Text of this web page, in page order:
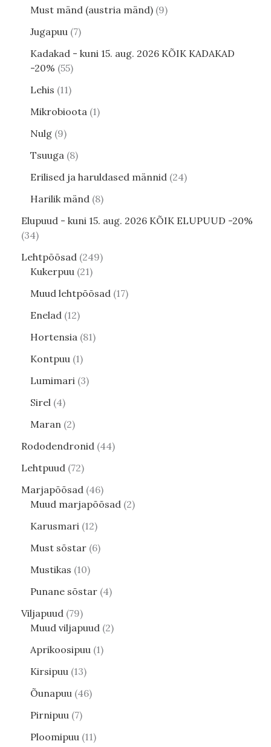
Must mänd (austria mänd) 9
Jugapuu 7
Kadakad - kuni 15. aug. 2026 KÕIK KADAKAD
-20% 55
Lehis 11
Mikrobioota 1
Nulg 9
Tsuuga 8
Erilised ja haruldased männid 24
Harilik mänd 8
Elupuud - kuni 15. aug. 2026 KÕIK ELUPUUD -20%
34
Lehtpõõsad 249
Kukerpuu 21
Muud lehtpõõsad 17
Enelad 12
Hortensia 81
Kontpuu 1
Lumimari 3
Sirel 4
Maran 2
Rododendronid 44
Lehtpuud 72
Marjapõõsad 46
Muud marjapõõsad 2
Karusmari 12
Must sõstar 6
Mustikas 10
Punane sõstar 4
Viljapuud 79
Muud viljapuud 2
Aprikoosipuu 1
Kirsipuu 13
Õunapuu 46
Pirnipuu 7
Ploomipuu 11